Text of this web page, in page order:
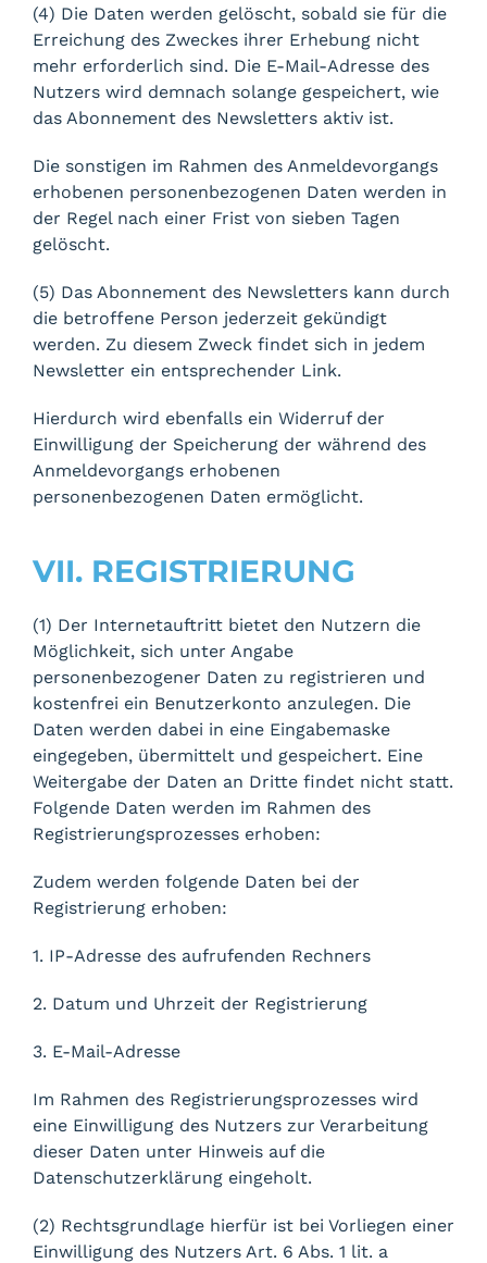
(4) Die Daten werden gelöscht, sobald sie für die
Erreichung des Zweckes ihrer Erhebung nicht
mehr erforderlich sind. Die E-Mail-Adresse des
Nutzers wird demnach solange gespeichert, wie
das Abonnement des Newsletters aktiv ist.
Die sonstigen im Rahmen des Anmeldevorgangs
erhobenen personenbezogenen Daten werden in
der Regel nach einer Frist von sieben Tagen
gelöscht.
(5) Das Abonnement des Newsletters kann durch
die betroffene Person jederzeit gekündigt
werden. Zu diesem Zweck findet sich in jedem
Newsletter ein entsprechender Link.
Hierdurch wird ebenfalls ein Widerruf der
Einwilligung der Speicherung der während des
Anmeldevorgangs erhobenen
personenbezogenen Daten ermöglicht.
VII. REGISTRIERUNG
(1) Der Internetauftritt bietet den Nutzern die
Möglichkeit, sich unter Angabe
personenbezogener Daten zu registrieren und
kostenfrei ein Benutzerkonto anzulegen. Die
Daten werden dabei in eine Eingabemaske
eingegeben, übermittelt und gespeichert. Eine
Weitergabe der Daten an Dritte findet nicht statt.
Folgende Daten werden im Rahmen des
Registrierungsprozesses erhoben:
Zudem werden folgende Daten bei der
Registrierung erhoben:
1. IP-Adresse des aufrufenden Rechners
2. Datum und Uhrzeit der Registrierung
3. E-Mail-Adresse
Im Rahmen des Registrierungsprozesses wird
eine Einwilligung des Nutzers zur Verarbeitung
dieser Daten unter Hinweis auf die
Datenschutzerklärung eingeholt.
(2) Rechtsgrundlage hierfür ist bei Vorliegen einer
Einwilligung des Nutzers Art. 6 Abs. 1 lit. a